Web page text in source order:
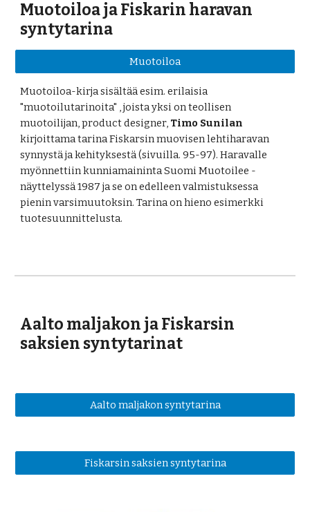
Muotoiloa ja Fiskarin haravan
syntytarina
Muotoiloa
Muotoiloa-kirja sisältää esim. erilaisia
"muotoilutarinoita" , joista yksi on teollisen
muotoilijan, product designer, Timo Sunilan
kirjoittama tarina Fiskarsin muovisen lehtiharavan
synnystä ja kehityksestä (sivuilla. 95-97). Haravalle
myönnettiin kunniamaininta Suomi Muotoilee -
näyttelyssä 1987 ja se on edelleen valmistuksessa
pienin varsimuutoksin. Tarina on hieno esimerkki
tuotesuunnittelusta.
Aalto maljakon ja Fiskarsin
saksien syntytarinat
Aalto maljakon syntytarina
Fiskarsin saksien syntytarina